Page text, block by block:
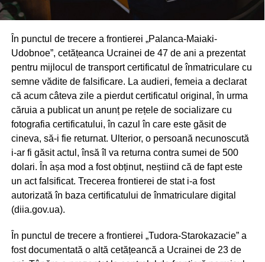
În punctul de trecere a frontierei „Palanca-Maiaki-
Udobnoe”, cetățeanca Ucrainei de 47 de ani a prezentat
pentru mijlocul de transport certificatul de înmatriculare cu
semne vădite de falsificare. La audieri, femeia a declarat
că acum câteva zile a pierdut certificatul original, în urma
căruia a publicat un anunț pe rețele de socializare cu
fotografia certificatului, în cazul în care este găsit de
cineva, să-i fie returnat. Ulterior, o persoană necunoscută
i-ar fi găsit actul, însă îl va returna contra sumei de 500
dolari. În așa mod a fost obținut, neștiind că de fapt este
un act falsificat. Trecerea frontierei de stat i-a fost
autorizată în baza certificatului de înmatriculare digital
(diia.gov.ua).
În punctul de trecere a frontierei „Tudora-Starokazacie” a
fost documentată o altă cetățeancă a Ucrainei de 23 de